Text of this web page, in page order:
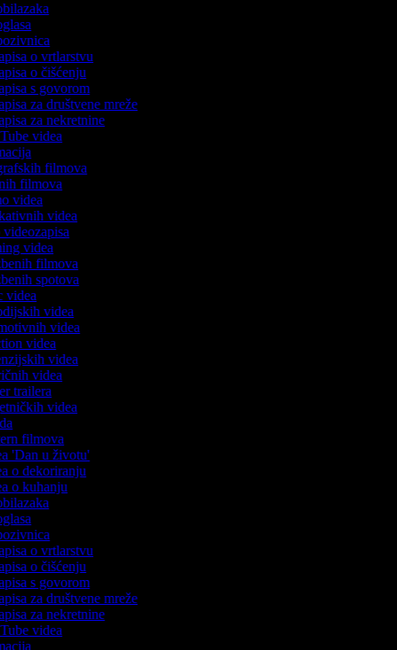
o vrtlarstvu
o čišćenju
s govorom
za društvene mreže
za nekretnine
videa
filmova
filmova
videa
videa
videozapisa
videa
filmova
spotova
videa
videa
videa
videa
videa
videa
trailera
videa
filmova
'Dan u životu'
o dekoriranju
o kuhanju
o vrtlarstvu
o čišćenju
s govorom
za društvene mreže
za nekretnine
videa